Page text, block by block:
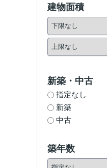
建物面積
新築・中古
指定なし
新築
中古
築年数